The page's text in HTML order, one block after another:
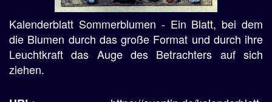
Kalenderblatt Sommerblumen - Ein Blatt, bei dem
die Blumen durch das große Format und durch ihre
Leuchtkraft das Auge des Betrachters auf sich
ziehen.